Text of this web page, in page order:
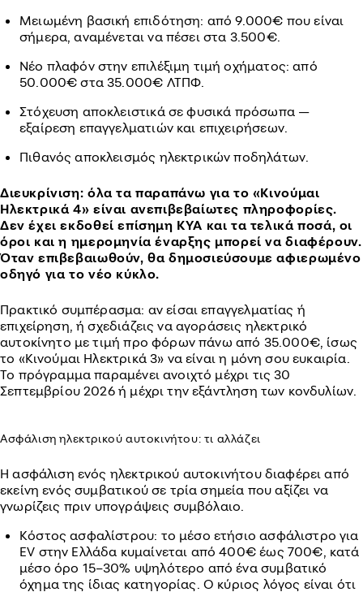
Μειωμένη βασική επιδότηση: από 9.000€ που είναι
σήμερα, αναμένεται να πέσει στα 3.500€.
Νέο πλαφόν στην επιλέξιμη τιμή οχήματος: από
50.000€ στα 35.000€ ΛΤΠΦ.
Στόχευση αποκλειστικά σε φυσικά πρόσωπα —
εξαίρεση επαγγελματιών και επιχειρήσεων.
Πιθανός αποκλεισμός ηλεκτρικών ποδηλάτων.
Διευκρίνιση: όλα τα παραπάνω για το «Κινούμαι
Ηλεκτρικά 4» είναι ανεπιβεβαίωτες πληροφορίες.
Δεν έχει εκδοθεί επίσημη ΚΥΑ και τα τελικά ποσά, οι
όροι και η ημερομηνία έναρξης μπορεί να διαφέρουν.
Όταν επιβεβαιωθούν, θα δημοσιεύσουμε αφιερωμένο
οδηγό για το νέο κύκλο.
Πρακτικό συμπέρασμα: αν είσαι επαγγελματίας ή
επιχείρηση, ή σχεδιάζεις να αγοράσεις ηλεκτρικό
αυτοκίνητο με τιμή προ φόρων πάνω από 35.000€, ίσως
το «Κινούμαι Ηλεκτρικά 3» να είναι η μόνη σου ευκαιρία.
Το πρόγραμμα παραμένει ανοιχτό μέχρι τις 30
Σεπτεμβρίου 2026 ή μέχρι την εξάντληση των κονδυλίων.
Ασφάλιση ηλεκτρικού αυτοκινήτου: τι αλλάζει
Η ασφάλιση ενός ηλεκτρικού αυτοκινήτου διαφέρει από
εκείνη ενός συμβατικού σε τρία σημεία που αξίζει να
γνωρίζεις πριν υπογράψεις συμβόλαιο.
Κόστος ασφαλίστρου: το μέσο ετήσιο ασφάλιστρο για
EV στην Ελλάδα κυμαίνεται από 400€ έως 700€, κατά
μέσο όρο 15–30% υψηλότερο από ένα συμβατικό
όχημα της ίδιας κατηγορίας. Ο κύριος λόγος είναι ότι